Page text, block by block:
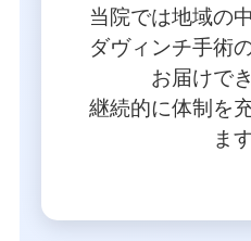
当院では地域の
ダヴィンチ手術
お届けで
継続的に体制を
ま